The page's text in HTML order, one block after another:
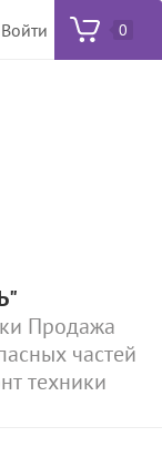
Войти 0
Продажа
частей
техники